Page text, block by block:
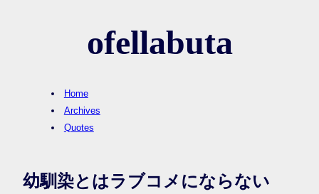
ofellabuta
Home
Archives
Quotes
幼馴染とはラブコメにならない